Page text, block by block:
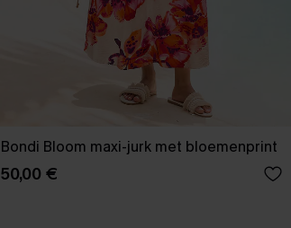
Bondi Bloom maxi-jurk met bloemenprint
50,00 €